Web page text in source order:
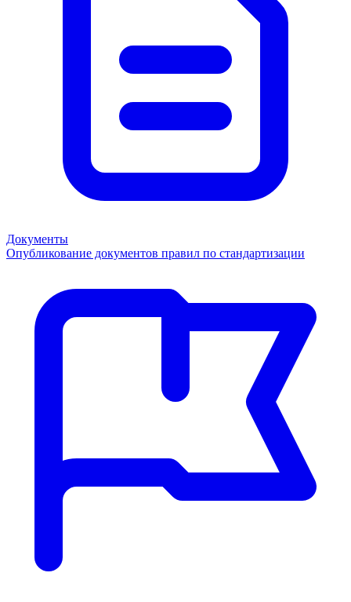
Документы
Опубликование документов правил по стандартизации